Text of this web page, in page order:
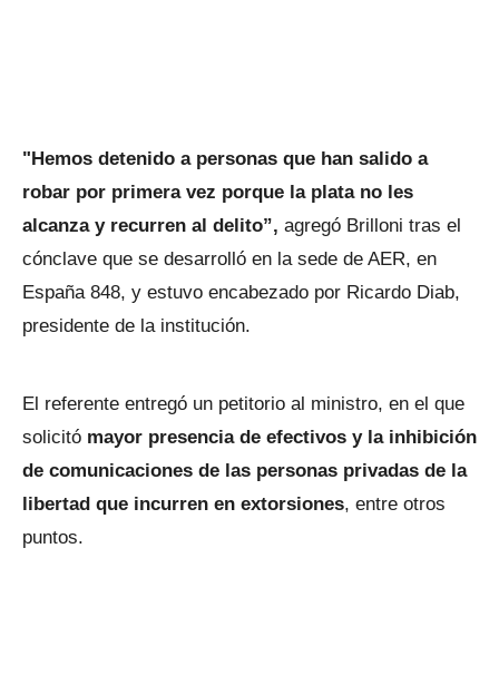
"Hemos detenido a personas que han salido a
robar por primera vez porque la plata no les
alcanza y recurren al delito”, agregó Brilloni tras el
cónclave que se desarrolló en la sede de AER, en
España 848, y estuvo encabezado por Ricardo Diab,
presidente de la institución.
El referente entregó un petitorio al ministro, en el que
solicitó mayor presencia de efectivos y la inhibición
de comunicaciones de las personas privadas de la
libertad que incurren en extorsiones, entre otros
puntos.